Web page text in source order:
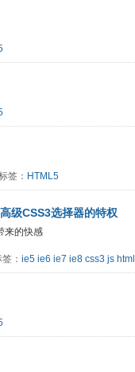
签： HTML5
级CSS3选择器的特权
来的快感
： ie5 ie6 ie7 ie8 css3 js